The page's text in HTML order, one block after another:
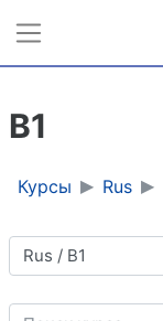
B1
Курсы Rus
Категории курсов
Поиск курса